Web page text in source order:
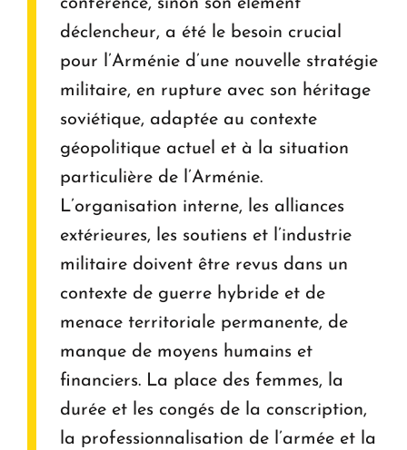
conférence, sinon son élément
déclencheur, a été le besoin crucial
pour l’Arménie d’une nouvelle stratégie
militaire, en rupture avec son héritage
soviétique, adaptée au contexte
géopolitique actuel et à la situation
particulière de l’Arménie.
L’organisation interne, les alliances
extérieures, les soutiens et l’industrie
militaire doivent être revus dans un
contexte de guerre hybride et de
menace territoriale permanente, de
manque de moyens humains et
financiers. La place des femmes, la
durée et les congés de la conscription,
la professionnalisation de l’armée et la